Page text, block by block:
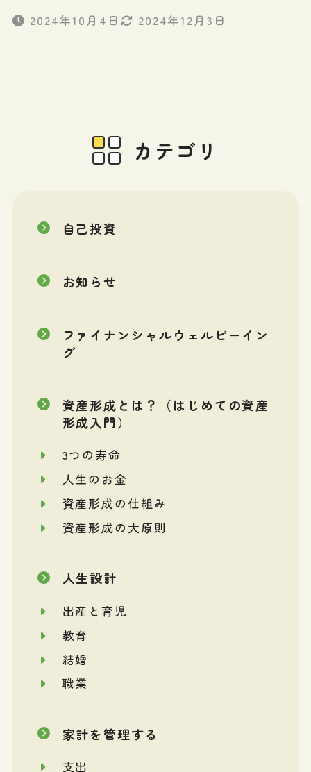
2024年10月4日
2024年12月3日
カテゴリ
自己投資
お知らせ
ファイナンシャルウェルビーイン
グ
資産形成とは？（はじめての資産
形成入門）
3つの寿命
人生のお金
資産形成の仕組み
資産形成の大原則
人生設計
出産と育児
教育
結婚
職業
家計を管理する
支出